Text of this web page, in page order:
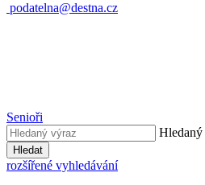
podatelna@destna.cz
Senioři
Hledat
rozšířené vyhledávání